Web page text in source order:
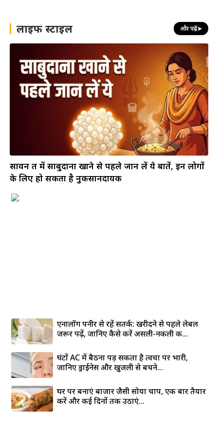
लाइफ स्टाइल और पढ़ें➤
सावन व्रत में साबुदाना खाने से पहले जान लें ये बातें, इन लोगों
के लिए हो सकता है नुकसानदायक
एनालॉग पनीर से रहें सतर्क: खरीदने से पहले लेबल
जरूर पढ़ें, जानिए कैसे करें असली-नकली की...
घंटों AC में बैठना पड़ सकता है त्वचा पर भारी,
जानिए ड्राईनेस और खुजली से बचने...
घर पर बनाएं बाजार जैसी सोया चाप, एक बार तैयार
करें और कई दिनों तक उठाएं...